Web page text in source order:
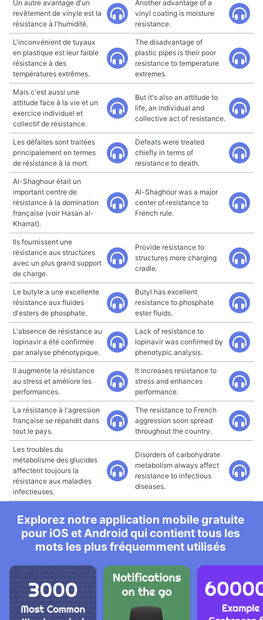
Un autre avantage d'un
revêtement de vinyle est la
résistance à l'humidité.
Another advantage of a
vinyl coating is moisture
resistance.
L'inconvénient de tuyaux
en plastique est leur faible
résistance à des
températures extrêmes.
The disadvantage of
plastic pipes is their poor
resistance to temperature
extremes.
Mais c'est aussi une
attitude face à la vie et un
exercice individuel et
collectif de résistance.
But it's also an attitude to
life, an individual and
collective act of resistance.
Les défaites sont traitées
principalement en termes
de résistance à la mort.
Defeats were treated
chiefly in terms of
resistance to death.
Al-Shaghour était un
important centre de
résistance à la domination
française (voir Hasan al-
Kharrat).
Al-Shaghour was a major
center of resistance to
French rule.
Ils fournissent une
résistance aux structures
avec un plus grand support
de charge.
Provide resistance to
structures more charging
cradle.
Le butyle a une excellente
résistance aux fluides
d'esters de phosphate.
Butyl has excellent
resistance to phosphate
ester fluids.
L'absence de résistance au
lopinavir a été confirmée
par analyse phénotypique.
Lack of resistance to
lopinavir was confirmed by
phenotypic analysis.
Il augmente la résistance
au stress et améliore les
performances.
It increases resistance to
stress and enhances
performance.
La résistance à l'agression
française se répandit dans
tout le pays.
The resistance to French
aggression soon spread
throughout the country.
Les troubles du
métabolisme des glucides
affectent toujours la
résistance aux maladies
infectieuses.
Disorders of carbohydrate
metabolism always affect
resistance to infectious
diseases.
Explorez notre application mobile gratuite
pour iOS et Android qui contient tous les
mots les plus fréquemment utilisés